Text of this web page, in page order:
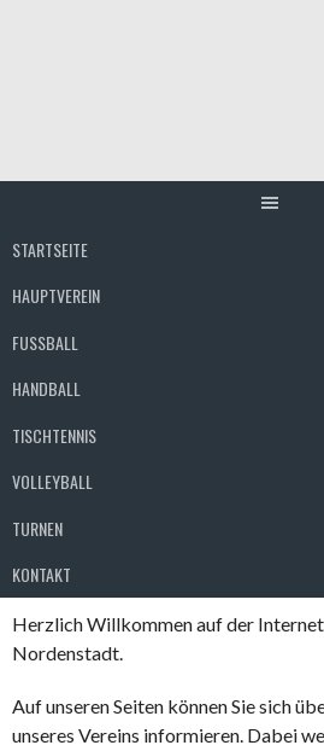
STARTSEITE
HAUPTVEREIN
FUSSBALL
HANDBALL
TISCHTENNIS
VOLLEYBALL
TURNEN
KONTAKT
Herzlich Willkommen auf der
Nordenstadt.
Auf unseren Seiten können Sie sich
unseres Vereins informieren. Dabei